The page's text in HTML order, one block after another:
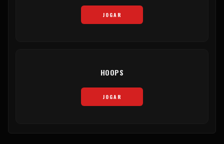
JOGAR
HOOPS
JOGAR